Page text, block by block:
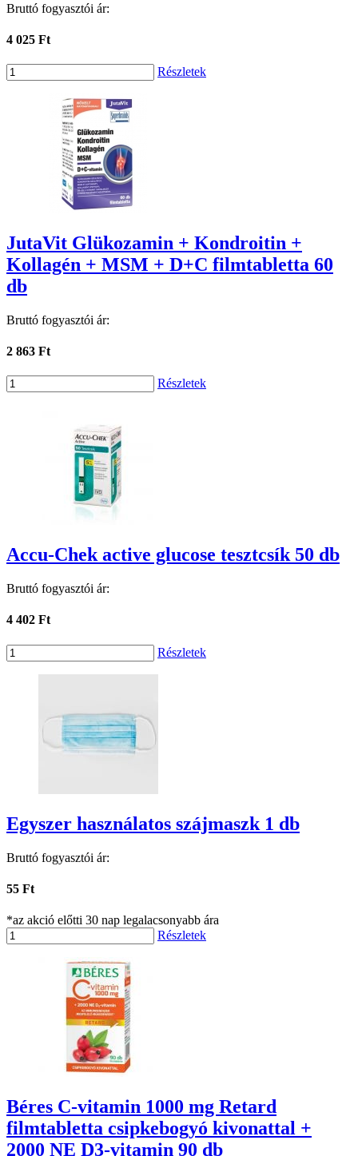
Bruttó fogyasztói ár:
4 025 Ft
Részletek
JutaVit Glükozamin + Kondroitin +
Kollagén + MSM + D+C filmtabletta 60
db
Bruttó fogyasztói ár:
2 863 Ft
Részletek
Accu-Chek active glucose tesztcsík 50 db
Bruttó fogyasztói ár:
4 402 Ft
Részletek
Egyszer használatos szájmaszk 1 db
Bruttó fogyasztói ár:
55 Ft
*az akció előtti 30 nap legalacsonyabb ára
Részletek
Béres C-vitamin 1000 mg Retard
filmtabletta csipkebogyó kivonattal +
2000 NE D3-vitamin 90 db